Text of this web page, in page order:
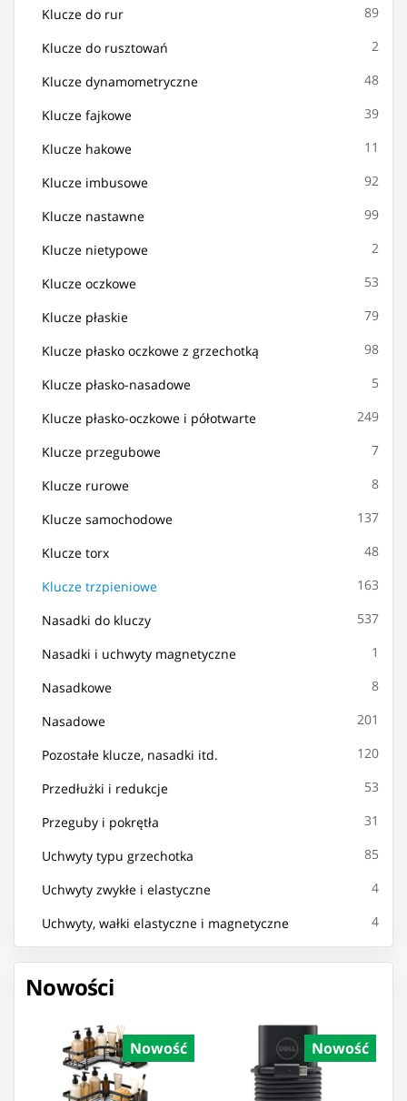
Klucze do rur 89
Klucze do rusztowań 2
Klucze dynamometryczne 48
Klucze fajkowe 39
Klucze hakowe 11
Klucze imbusowe 92
Klucze nastawne 99
Klucze nietypowe 2
Klucze oczkowe 53
Klucze płaskie 79
Klucze płasko oczkowe z grzechotką 98
Klucze płasko-nasadowe 5
Klucze płasko-oczkowe i półotwarte 249
Klucze przegubowe 7
Klucze rurowe 8
Klucze samochodowe 137
Klucze torx 48
Klucze trzpieniowe 163
Nasadki do kluczy 537
Nasadki i uchwyty magnetyczne 1
Nasadkowe 8
Nasadowe 201
Pozostałe klucze, nasadki itd. 120
Przedłużki i redukcje 53
Przeguby i pokrętła 31
Uchwyty typu grzechotka 85
Uchwyty zwykłe i elastyczne 4
Uchwyty, wałki elastyczne i magnetyczne 4
Nowości
Nowość Nowość